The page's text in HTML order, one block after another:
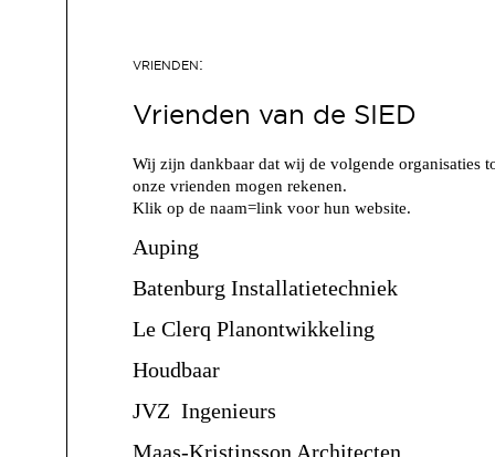
Vrienden van de SIED
Wij zijn dankbaar dat wij de volgende organisaties
onze vrienden mogen rekenen.
Klik op de naam=link voor hun website.
Auping
Batenburg Installatietechniek
Le Clerq Planontwikkeling
Houdbaar
JVZ Ingenieurs
Maas-Kristinsson Architecten